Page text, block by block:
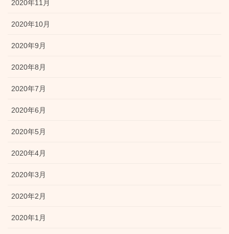
2020年11月
2020年10月
2020年9月
2020年8月
2020年7月
2020年6月
2020年5月
2020年4月
2020年3月
2020年2月
2020年1月